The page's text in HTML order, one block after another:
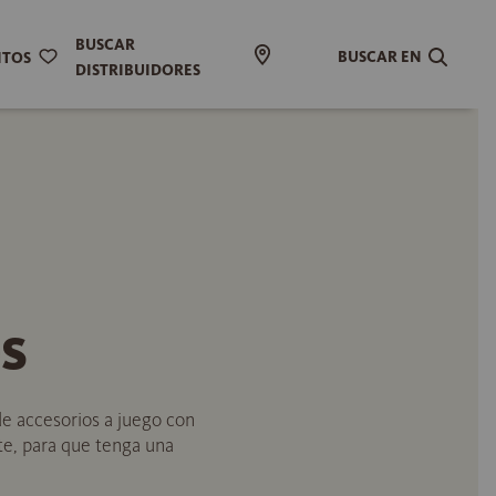
BUSCAR
DISTRIBUIDORES
BUSCAR EN
accesorios a juego con
para que tenga una